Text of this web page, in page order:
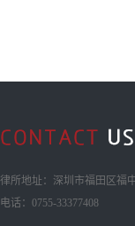
律所地址：深圳市福田区福
电话：0755-33377408